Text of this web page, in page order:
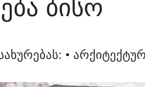
ᲑᲘᲡᲝ
•